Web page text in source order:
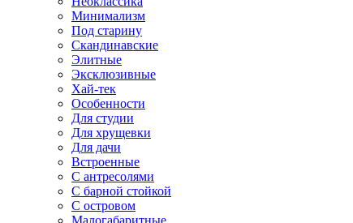
Минимализм
Под старину
Скандинавские
Элитные
Эксклюзивные
Хай-тек
Особенности
Для студии
Для хрущевки
Для дачи
Встроенные
С антресолями
С барной стойкой
С островом
Малогабаритные